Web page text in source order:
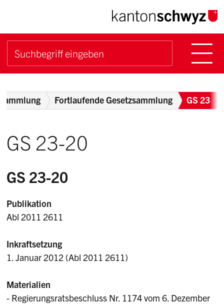
Navigieren im Kanton
Schnellnavigation
Suchbegriff
Breadcrumb
Fortlaufende Gesetzsammlung GS 23
GS 23-20
GS 23-20
Publikation
Abl 2011 2611
Inkraftsetzung
1. Januar 2012 (Abl 2011 2611)
Materialien
- Regierungsratsbeschluss Nr. 1174 vom 6. Dezember